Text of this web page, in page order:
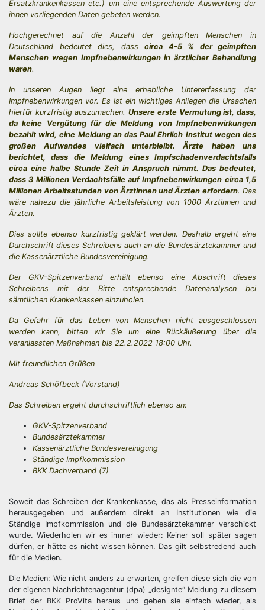
Ersatzkrankenkassen etc.) um eine entsprechende Auswertung der
ihnen vorliegenden Daten gebeten werden.
Hochgerechnet auf die Anzahl der geimpften Menschen in
Deutschland bedeutet dies, dass circa 4-5 % der geimpften
Menschen wegen Impfnebenwirkungen in ärztlicher Behandlung
waren.
In unseren Augen liegt eine erhebliche Untererfassung der
Impfnebenwirkungen vor. Es ist ein wichtiges Anliegen die Ursachen
hierfür kurzfristig auszumachen.Unsere erste Vermutung ist, dass,
da keine Vergütung für die Meldung von Impfnebenwirkungen
bezahlt wird, eine Meldung an das Paul Ehrlich Institut wegen des
großen Aufwandes vielfach unterbleibt. Ärzte haben uns
berichtet, dass die Meldung eines Impfschadenverdachtsfalls
circa eine halbe Stunde Zeit in Anspruch nimmt. Das bedeutet,
dass 3 Millionen Verdachtsfälle auf Impfnebenwirkungen circa 1,5
Millionen Arbeitsstunden von Ärztinnen und Ärzten erfordern. Das
wäre nahezu die jährliche Arbeitsleistung von 1000 Ärztinnen und
Ärzten.
Dies sollte ebenso kurzfristig geklärt werden. Deshalb ergeht eine
Durchschrift dieses Schreibens auch an die Bundesärztekammer und
die Kassenärztliche Bundesvereinigung.
Der GKV-Spitzenverband erhält ebenso eine Abschrift dieses
Schreibens mit der Bitte entsprechende Datenanalysen bei
sämtlichen Krankenkassen einzuholen.
Da Gefahr für das Leben von Menschen nicht ausgeschlossen
werden kann, bitten wir Sie um eine Rückäußerung über die
veranlassten Maßnahmen bis 22.2.2022 18:00 Uhr.
Mit freundlichen Grüßen
Andreas Schöfbeck (Vorstand)
Das Schreiben ergeht durchschriftlich ebenso an:
GKV-Spitzenverband
Bundesärztekammer
Kassenärztliche Bundesvereinigung
Ständige Impfkommission
BKK Dachverband (7)
Soweit das Schreiben der Krankenkasse, das als Presseinformation
herausgegeben und außerdem direkt an Institutionen wie die
Ständige Impfkommission und die Bundesärztekammer verschickt
wurde. Wiederholen wir es immer wieder: Keiner soll später sagen
dürfen, er hätte es nicht wissen können. Das gilt selbstredend auch
für die Medien.
Die Medien: Wie nicht anders zu erwarten, greifen diese sich die von
der eigenen Nachrichtenagentur (dpa) „designte“ Meldung zu diesem
Brief der BKK ProVita heraus und geben sie einfach wieder, als